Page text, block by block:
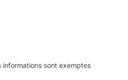
sont exemptes